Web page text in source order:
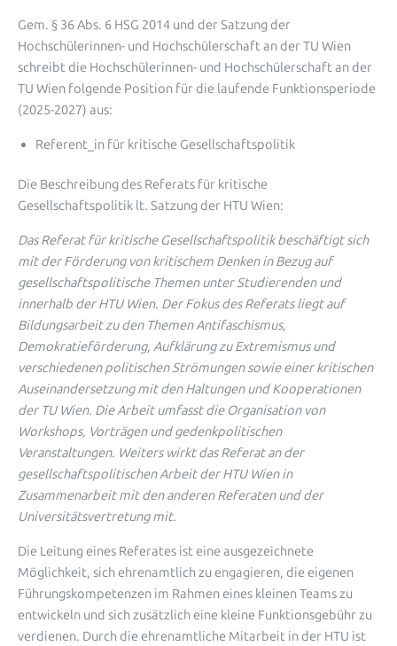
Gem. § 36 Abs. 6 HSG 2014 und der Satzung der
Hochschülerinnen- und Hochschülerschaft an der TU Wien
schreibt die Hochschülerinnen- und Hochschülerschaft an der
TU Wien folgende Position für die laufende Funktionsperiode
(2025-2027) aus:
Referent_in für kritische Gesellschaftspolitik
Die Beschreibung des Referats für kritische
Gesellschaftspolitik lt. Satzung der HTU Wien:
Das Referat für kritische Gesellschaftspolitik beschäftigt sich
mit der Förderung von kritischem Denken in Bezug auf
gesellschaftspolitische Themen unter Studierenden und
innerhalb der HTU Wien. Der Fokus des Referats liegt auf
Bildungsarbeit zu den Themen Antifaschismus,
Demokratieförderung, Aufklärung zu Extremismus und
verschiedenen politischen Strömungen sowie einer kritischen
Auseinandersetzung mit den Haltungen und Kooperationen
der TU Wien. Die Arbeit umfasst die Organisation von
Workshops, Vorträgen und gedenkpolitischen
Veranstaltungen. Weiters wirkt das Referat an der
gesellschaftspolitischen Arbeit der HTU Wien in
Zusammenarbeit mit den anderen Referaten und der
Universitätsvertretung mit.
Die Leitung eines Referates ist eine ausgezeichnete
Möglichkeit, sich ehrenamtlich zu engagieren, die eigenen
Führungskompetenzen im Rahmen eines kleinen Teams zu
entwickeln und sich zusätzlich eine kleine Funktionsgebühr zu
verdienen. Durch die ehrenamtliche Mitarbeit in der HTU ist